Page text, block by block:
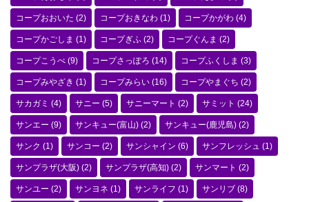
コープおおいた (2) コープおきなわ (1) コープかがわ (4)
コープかごしま (1) コープぎふ (2) コープぐんま (2)
コープこうべ (9) コープさっぽろ (14) コープふくしま (3)
コープみやざき (1) コープみらい (16) コープやまぐち (2)
サカガミ (4) サニー (5) サニーマート (2) サミット (24)
サンエー (9) サンキュー(富山) (2) サンキュー(鹿児島) (2)
サンク (1) サンコー (2) サンシャイン (6) サンフレッシュ (1)
サンプラザ(大阪) (2) サンプラザ(高知) (2) サンマート (2)
サンユー (2) サンヨネ (1) サンライフ (1) サンリブ (8)